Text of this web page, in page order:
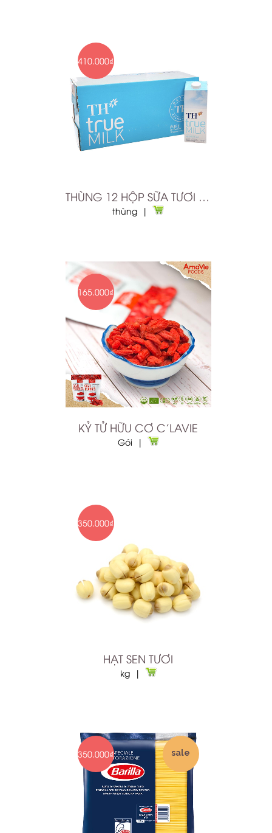
410.000₫
THÙNG 12 HỘP SỮA TƯƠI TIỆT TRÙNG NGUYÊN CHẤT TH TR
thùng |
165.000₫
KỶ TỬ HỮU CƠ C'LAVIE
Gói |
350.000₫
HẠT SEN TƯƠI
kg |
350.000₫ sale